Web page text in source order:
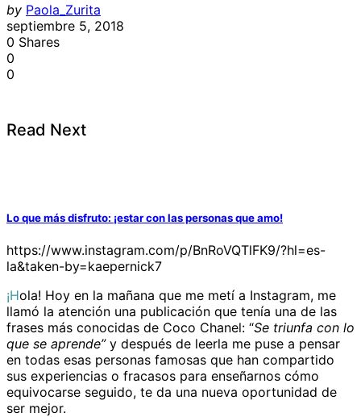
by Paola_Zurita
septiembre 5, 2018
0 Shares
0
0
Read Next
Lo que más disfruto: ¡estar con las personas que amo!
https://www.instagram.com/p/BnRoVQTlFK9/?hl=es-
la&taken-by=kaepernick7
¡Hola! Hoy en la mañana que me metí a Instagram, me
llamó la atención una publicación que tenía una de las
frases más conocidas de Coco Chanel: “Se triunfa con lo
que se aprende” y después de leerla me puse a pensar
en todas esas personas famosas que han compartido
sus experiencias o fracasos para enseñarnos cómo
equivocarse seguido, te da una nueva oportunidad de
ser mejor.